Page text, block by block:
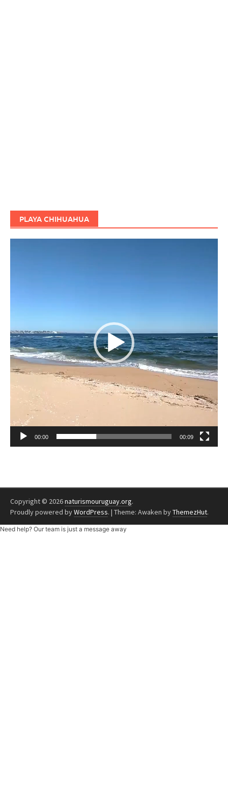
PLAYA CHIHUAHUA
00:00 00:09
Copyright © 2026naturismouruguay.org.
Proudly powered byWordPress. | Theme: Awaken byThemezHut.
Need help? Our team is just a message away